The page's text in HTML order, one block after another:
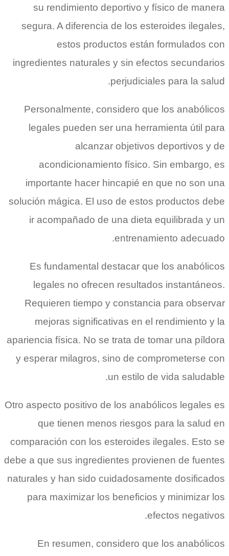
su rendimiento deportivo y físico de manera
segura. A diferencia de los esteroides ilegales,
estos productos están formulados con
ingredientes naturales y sin efectos secundarios
perjudiciales para la salud.
Personalmente, considero que los anabólicos
legales pueden ser una herramienta útil para
alcanzar objetivos deportivos y de
acondicionamiento físico. Sin embargo, es
importante hacer hincapié en que no son una
solución mágica. El uso de estos productos debe
ir acompañado de una dieta equilibrada y un
entrenamiento adecuado.
Es fundamental destacar que los anabólicos
legales no ofrecen resultados instantáneos.
Requieren tiempo y constancia para observar
mejoras significativas en el rendimiento y la
apariencia física. No se trata de tomar una píldora
y esperar milagros, sino de comprometerse con
un estilo de vida saludable.
Otro aspecto positivo de los anabólicos legales es
que tienen menos riesgos para la salud en
comparación con los esteroides ilegales. Esto se
debe a que sus ingredientes provienen de fuentes
naturales y han sido cuidadosamente dosificados
para maximizar los beneficios y minimizar los
efectos negativos.
En resumen, considero que los anabólicos